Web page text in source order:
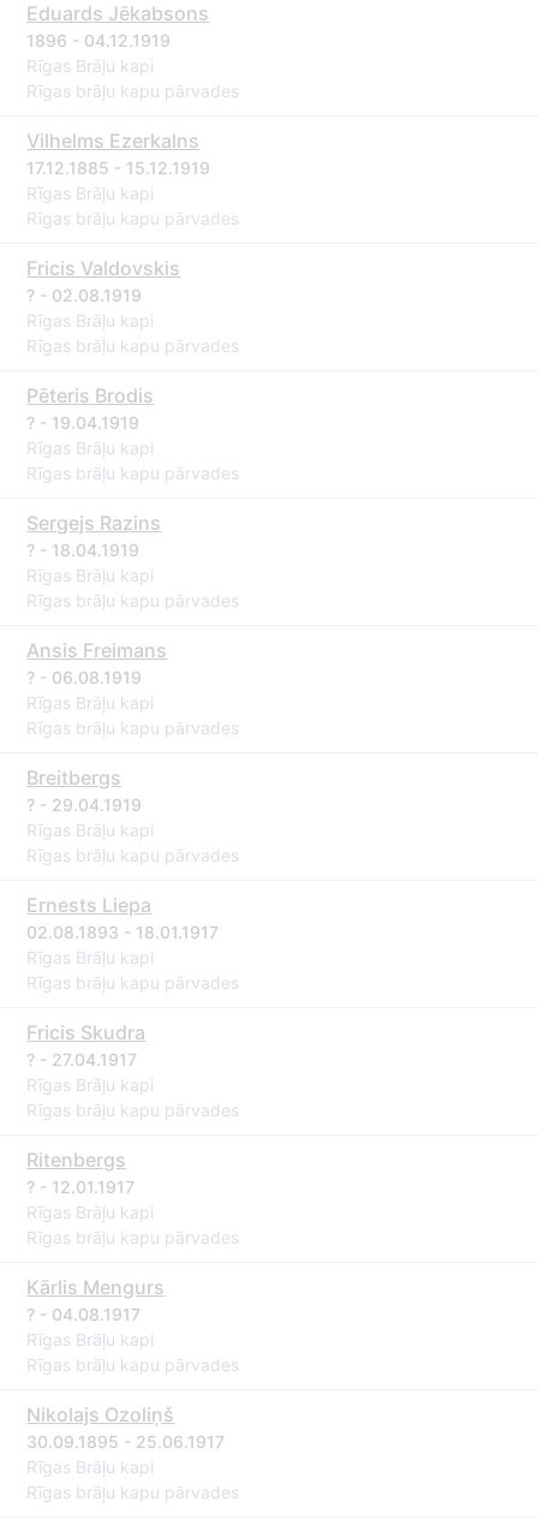
Eduards Jēkabsons
1896 - 04.12.1919
Rīgas Brāļu kapi
Rīgas brāļu kapu pārvades
Vilhelms Ezerkalns
17.12.1885 - 15.12.1919
Rīgas Brāļu kapi
Rīgas brāļu kapu pārvades
Fricis Valdovskis
? - 02.08.1919
Rīgas Brāļu kapi
Rīgas brāļu kapu pārvades
Pēteris Brodis
? - 19.04.1919
Rīgas Brāļu kapi
Rīgas brāļu kapu pārvades
Sergejs Razins
? - 18.04.1919
Rīgas Brāļu kapi
Rīgas brāļu kapu pārvades
Ansis Freimans
? - 06.08.1919
Rīgas Brāļu kapi
Rīgas brāļu kapu pārvades
Breitbergs
? - 29.04.1919
Rīgas Brāļu kapi
Rīgas brāļu kapu pārvades
Ernests Liepa
02.08.1893 - 18.01.1917
Rīgas Brāļu kapi
Rīgas brāļu kapu pārvades
Fricis Skudra
? - 27.04.1917
Rīgas Brāļu kapi
Rīgas brāļu kapu pārvades
Ritenbergs
? - 12.01.1917
Rīgas Brāļu kapi
Rīgas brāļu kapu pārvades
Kārlis Mengurs
? - 04.08.1917
Rīgas Brāļu kapi
Rīgas brāļu kapu pārvades
Nikolajs Ozoliņš
30.09.1895 - 25.06.1917
Rīgas Brāļu kapi
Rīgas brāļu kapu pārvades